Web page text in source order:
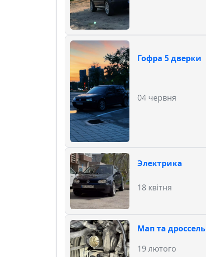
Гофра 5 дверки
04 червня
Электрика
18 квітня
Мап та дроссель
19 лютого